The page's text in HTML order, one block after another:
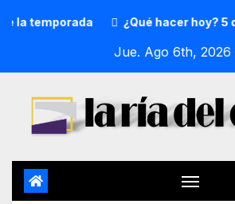
hacer hoy? 5 de agosto
Jue. Ago 6th, 2026